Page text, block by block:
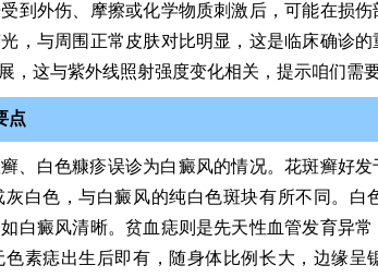
到外伤、摩擦或化学物质刺激后，可能在损
，与周围正常皮肤对比明显，这是临床确诊
，这与紫外线照射强度变化相关，提示咱们需
点
、白色糠疹误诊为白癜风的情况。花斑癣好
白色，与白癜风的纯白色斑块有所不同。白
白癜风清晰。贫血痣则是先天性血管发育异
素痣出生后即有，随身体比例长大，边缘呈